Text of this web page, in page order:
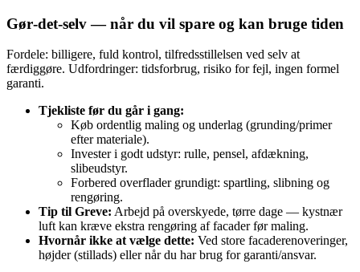
Gør‑det‑selv — når du vil spare og kan bruge tiden
Fordele: billigere, fuld kontrol, tilfredsstillelsen ved selv at
færdiggøre. Udfordringer: tidsforbrug, risiko for fejl, ingen formel
garanti.
Tjekliste før du går i gang:
Køb ordentlig maling og underlag (grunding/primer
efter materiale).
Invester i godt udstyr: rulle, pensel, afdækning,
slibeudstyr.
Forbered overflader grundigt: spartling, slibning og
rengøring.
Tip til Greve: Arbejd på overskyede, tørre dage — kystnær
luft kan kræve ekstra rengøring af facader før maling.
Hvornår ikke at vælge dette: Ved store facaderenoveringer,
højder (stillads) eller når du har brug for garanti/ansvar.